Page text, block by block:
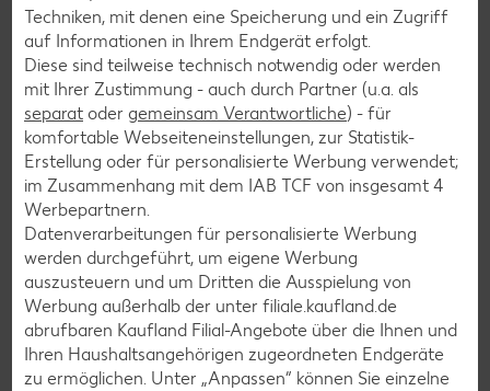
Newsletter-Anmeldung
Abonnenten profitieren von vielen Vorteilen wie den besten
Angeboten zum Donnerstag, Wochenende oder
Wochenstart sowie Aktionen und Gewinnspielen.
Zur Anmeldung
Techniken, mit denen eine Speicherung und ein Zugriff
auf Informationen in Ihrem Endgerät erfolgt.
Diese sind teilweise technisch notwendig oder werden
mit Ihrer Zustimmung - auch durch Partner (u.a. als
separat oder gemeinsam Verantwortliche) - für
komfortable Webseiteneinstellungen, zur Statistik-
Erstellung oder für personalisierte Werbung verwendet;
im Zusammenhang mit dem IAB TCF von insgesamt 4
Werbepartnern.
Datenverarbeitungen für personalisierte Werbung
werden durchgeführt, um eigene Werbung
auszusteuern und um Dritten die Ausspielung von
Werbung außerhalb der unter filiale.kaufland.de
abrufbaren Kaufland Filial-Angebote über die Ihnen und
Ihren Haushaltsangehörigen zugeordneten Endgeräte
zu ermöglichen. Unter „Anpassen“ können Sie einzelne